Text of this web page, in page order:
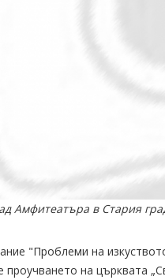
Амфитеатъра в Стария
"Проблеми на
проучването на църквата